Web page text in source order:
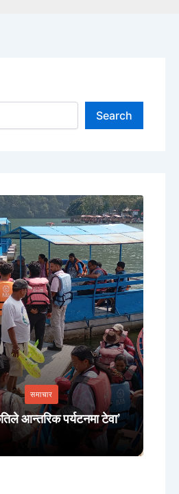
Search
समाचार
आन्तरिक पर्यटनमा टेवा’